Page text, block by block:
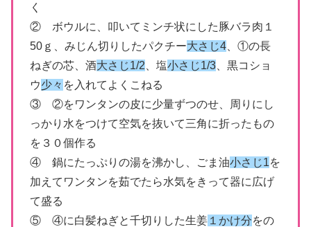
く
② ボウルに、叩いてミンチ状にした豚バラ肉１
50ｇ、みじん切りしたパクチー大さじ4 、①の長
ねぎの芯、酒大さじ1/2 、塩小さじ1/3 、黒コショ
ウ少々 を入れてよくこねる
③ ②をワンタンの皮に少量ずつのせ、周りにし
っかり水をつけて空気を抜いて三角に折ったもの
を３０個作る
④ 鍋にたっぷりの湯を沸かし、ごま油小さじ1を
加えてワンタンを茹でたら水気をきって器に広げ
て盛る
⑤ ④に白髪ねぎと千切りした生姜 １かけ分をの